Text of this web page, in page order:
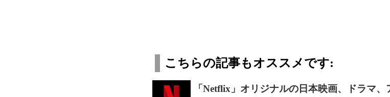
こちらの記事もオススメです:
「Netflix」オリジナルの日本映画、ドラマ